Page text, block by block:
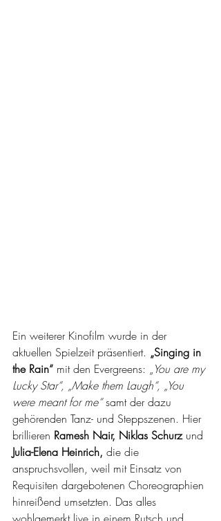
Ein weiterer Kinofilm wurde in der
aktuellen Spielzeit präsentiert. „Singing in
the Rain“ mit den Evergreens: „You are my
Lucky Star“, „Make them Laugh“, „You
were meant for me“ samt der dazu
gehörenden Tanz- und Steppszenen. Hier
brillieren Ramesh Nair, Niklas Schurz und
Julia-Elena Heinrich, die die
anspruchsvollen, weil mit Einsatz von
Requisiten dargebotenen Choreographien
hinreißend umsetzten. Das alles